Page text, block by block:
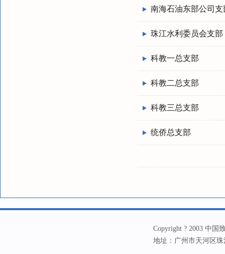
南海石油东部公司支
珠江水利委员会支部
科教一总支部
科教二总支部
科教三总支部
统侨总支部
Copyright ? 2003 中国
地址：广州市天河区